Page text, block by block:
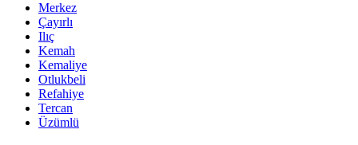
Merkez
Çayırlı
Ilıç
Kemah
Kemaliye
Otlukbeli
Refahiye
Tercan
Üzümlü